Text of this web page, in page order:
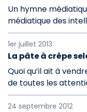
Un hymne
médiatique des
1er juillet 2013
La pâte à crêpe
Quoi qu’il ait à
de toutes les
24 septembre 2012